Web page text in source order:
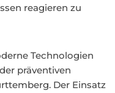
reagieren zu
Technologien
präventiven
Der Einsatz